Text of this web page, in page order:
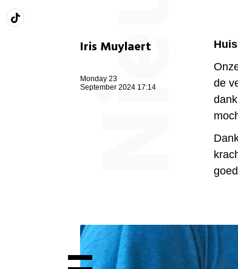
Iris Muylaert
Monday 23
September 2024 17:14
de